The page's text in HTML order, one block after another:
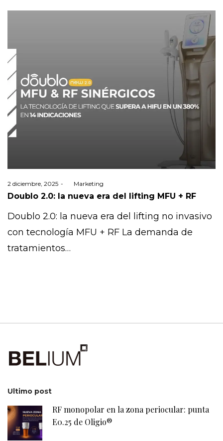
Posted
on
2 diciembre, 2025 Marketing
Doublo 2.0: la nueva era del lifting MFU + RF
Doublo 2.0: la nueva era del lifting no invasivo
con tecnología MFU + RF La demanda de
tratamientos…
Ultimo post
RF monopolar en la zona periocular: punta
E0.25 de Oligio®